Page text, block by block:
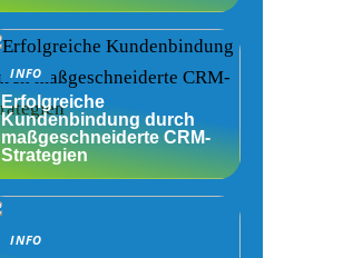
INFO
Erfolgreiche
Kundenbindung durch
maßgeschneiderte CRM-
Strategien
INFO